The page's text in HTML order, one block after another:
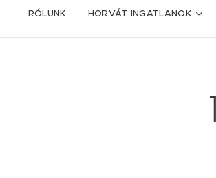
RÓLUNK HORVÁT INGATLANOK